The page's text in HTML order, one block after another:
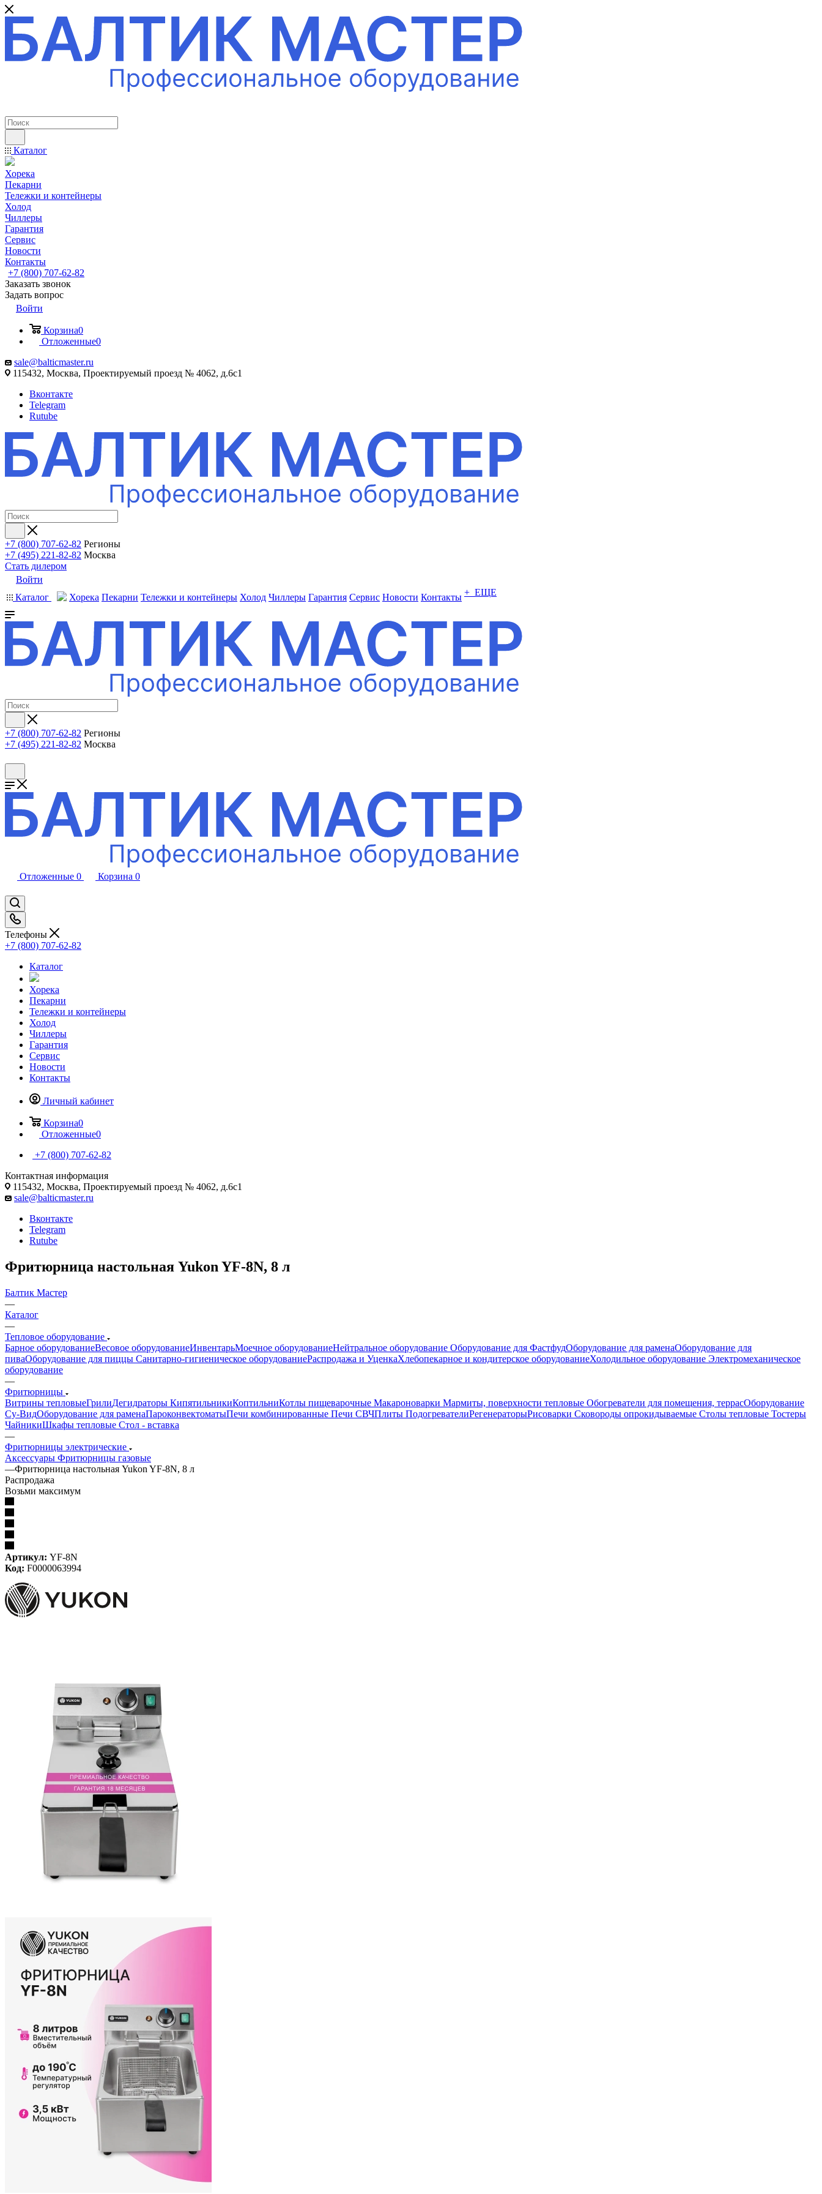
Каталог
Хорека
Пекарни
Тележки и контейнеры
Холод
Чиллеры
Гарантия
Сервис
Новости
Контакты
+7 (800) 707-62-82
Заказать звонок
Задать вопрос
Войти
Корзина0
Отложенные0
sale@balticmaster.ru
115432, Москва, Проектируемый проезд № 4062, д.6с1
Вконтакте
Telegram
Rutube
+7 (800) 707-62-82 Регионы
+7 (495) 221-82-82 Москва
Стать дилером
Войти
Каталог
Хорека Пекарни Тележки и контейнеры Холод Чиллеры Гарантия Сервис Новости Контакты + ЕЩЕ
+7 (800) 707-62-82 Регионы
+7 (495) 221-82-82 Москва
Отложенные 0 Корзина 0
Телефоны
+7 (800) 707-62-82
Каталог
Хорека
Пекарни
Тележки и контейнеры
Холод
Чиллеры
Гарантия
Сервис
Новости
Контакты
Личный кабинет
Корзина0
Отложенные0
+7 (800) 707-62-82
Контактная информация
115432, Москва, Проектируемый проезд № 4062, д.6с1
sale@balticmaster.ru
Вконтакте
Telegram
Rutube
Фритюрница настольная Yukon YF-8N, 8 л
Балтик Мастер
—
Каталог
—
Тепловое оборудование
Барное оборудованиеВесовое оборудованиеИнвентарьМоечное оборудованиеНейтральное оборудование Оборудование для ФастфудОборудование для раменаОборудование для
пиваОборудование для пиццы Санитарно-гигиеническое оборудованиеРаспродажа и УценкаХлебопекарное и кондитерское оборудованиеХолодильное оборудование Электромеханическое
оборудование
—
Фритюрницы
Витрины тепловыеГрилиДегидраторы КипятильникиКоптильниКотлы пищеварочные Макароноварки Мармиты, поверхности тепловые Обогреватели для помещения, террасОборудование
Су-BидОборудование для раменаПароконвектоматыПечи комбинированные Печи СВЧПлиты ПодогревателиРегенераторыРисоварки Сковороды опрокидываемые Столы тепловые Тостеры
ЧайникиШкафы тепловые Стол - вставка
—
Фритюрницы электрические
Аксессуары Фритюрницы газовые
—Фритюрница настольная Yukon YF-8N, 8 л
Распродажа
Возьми максимум
Артикул: YF-8N
Код: F0000063994